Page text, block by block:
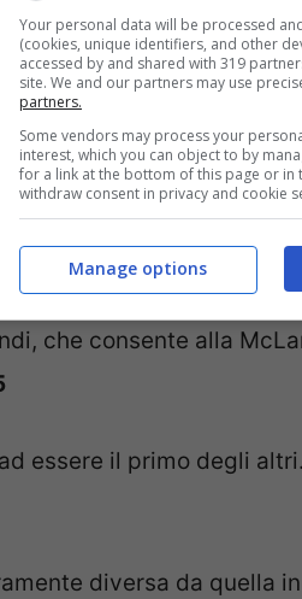
fare. Un weekend
6
Sainz. Da capire il
Ricciardo. Strategia
che consente alla
essere il primo degli
diversa da quella
Your personal data will be processed
(cookies, unique identifiers, and other
accessed by and shared with 319
site. We and our partners may use
partners.
Some vendors may process your
interest, which you can object to by
for a link at the bottom of this page or in
withdraw consent in privacy and cookie
Manage options